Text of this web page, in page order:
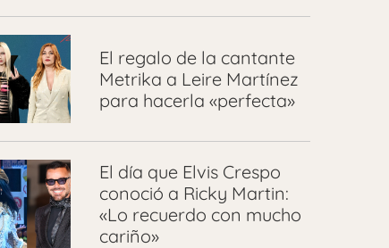
El regalo de la cantante
Metrika a Leire Martínez
para hacerla «perfecta»
El día que Elvis Crespo
conoció a Ricky Martin:
«Lo recuerdo con mucho
cariño»